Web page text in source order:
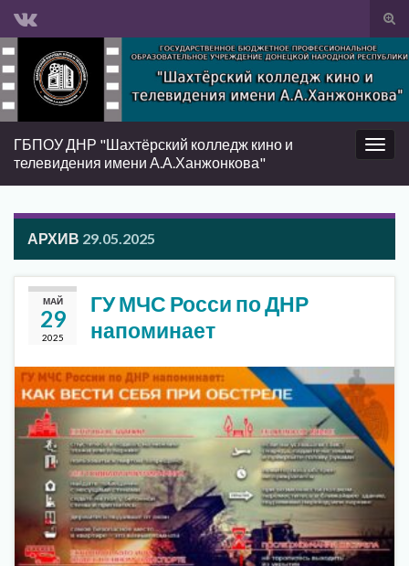
Вкл/
Search for:
Вкл/
ГБПОУ ДНР "Шахтёрский колледж кино и
телевидения имени А.А.Ханжонкова"
АРХИВ 29.05.2025
МАЙ
29
2025
ГУ МЧС Росси по ДНР
напоминает